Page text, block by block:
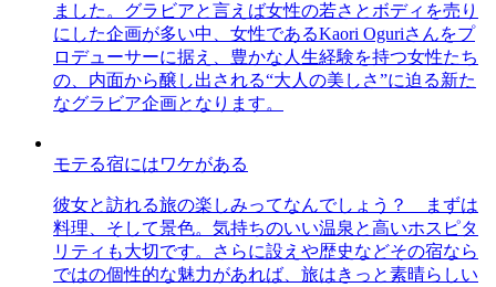
ました。グラビアと言えば女性の若さとボディを売り
にした企画が多い中、女性であるKaori Oguriさんをプ
ロデューサーに据え、豊かな人生経験を持つ女性たち
の、内面から醸し出される“大人の美しさ”に迫る新た
なグラビア企画となります。
モテる宿にはワケがある
彼女と訪れる旅の楽しみってなんでしょう？ まずは
料理、そして景色。気持ちのいい温泉と高いホスピタ
リティも大切です。さらに設えや歴史などその宿なら
ではの個性的な魅力があれば、旅はきっと素晴らしい